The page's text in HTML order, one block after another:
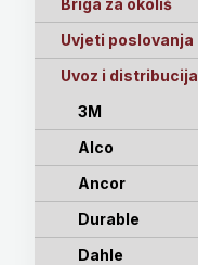
Briga za okoliš
Uvjeti poslovanja
Uvoz i distribucija
3M
Alco
Ancor
Durable
Dahle